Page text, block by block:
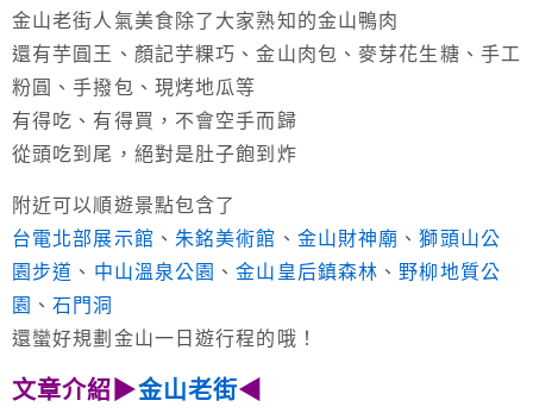
金山老街人氣美食除了大家熟知的金山鴨肉
還有芋圓王、顏記芋粿巧、金山肉包、麥芽花生糖、手工
粉圓、手撥包、現烤地瓜等
有得吃、有得買，不會空手而歸
從頭吃到尾，絕對是肚子飽到炸
附近可以順遊景點包含了
台電北部展示館 、 朱銘美術館 、 金山財神廟 、獅頭山公
園步道 、 中山溫泉公園 、金山皇后鎮森林 、 野柳地質公
園 、石門洞
還蠻好規劃金山一日遊行程的哦！
文章介紹▶金山老街◀